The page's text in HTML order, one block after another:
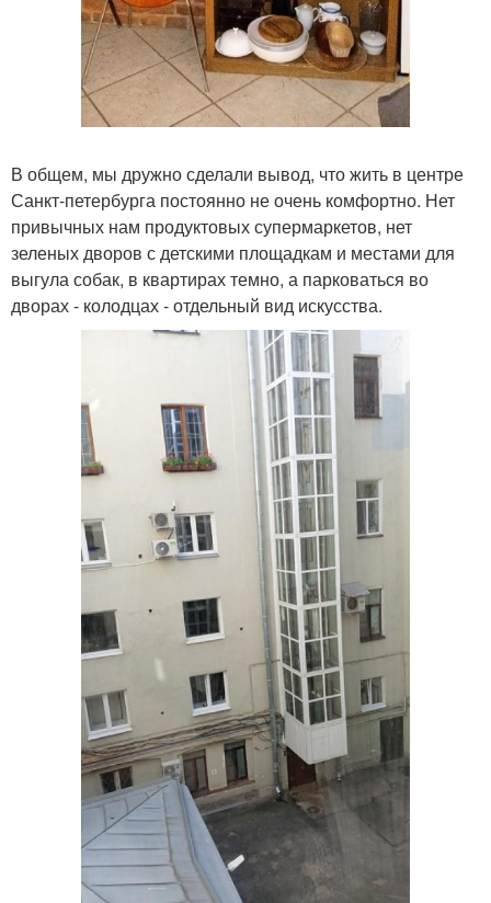
В общем, мы дружно сделали вывод, что жить в центре
Санкт-петербурга постоянно не очень комфортно. Нет
привычных нам продуктовых супермаркетов, нет
зеленых дворов с детскими площадкам и местами для
выгула собак, в квартирах темно, а парковаться во
дворах - колодцах - отдельный вид искусства.